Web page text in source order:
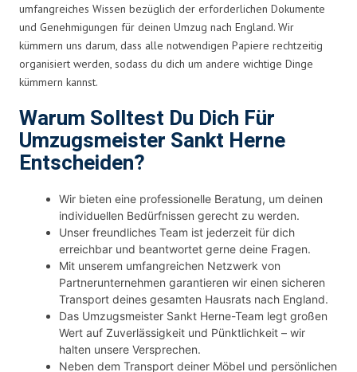
umfangreiches Wissen bezüglich der erforderlichen Dokumente
und Genehmigungen für deinen Umzug nach England. Wir
kümmern uns darum, dass alle notwendigen Papiere rechtzeitig
organisiert werden, sodass du dich um andere wichtige Dinge
kümmern kannst.
Warum Solltest Du Dich Für
Umzugsmeister Sankt Herne
Entscheiden?
Wir bieten eine professionelle Beratung, um deinen
individuellen Bedürfnissen gerecht zu werden.
Unser freundliches Team ist jederzeit für dich
erreichbar und beantwortet gerne deine Fragen.
Mit unserem umfangreichen Netzwerk von
Partnerunternehmen garantieren wir einen sicheren
Transport deines gesamten Hausrats nach England.
Das Umzugsmeister Sankt Herne-Team legt großen
Wert auf Zuverlässigkeit und Pünktlichkeit – wir
halten unsere Versprechen.
Neben dem Transport deiner Möbel und persönlichen